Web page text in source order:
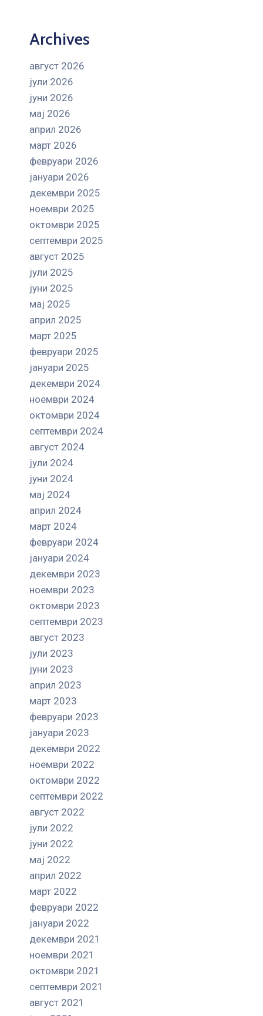
Archives
август 2026
јули 2026
јуни 2026
мај 2026
април 2026
март 2026
февруари 2026
јануари 2026
декември 2025
ноември 2025
октомври 2025
септември 2025
август 2025
јули 2025
јуни 2025
мај 2025
април 2025
март 2025
февруари 2025
јануари 2025
декември 2024
ноември 2024
октомври 2024
септември 2024
август 2024
јули 2024
јуни 2024
мај 2024
април 2024
март 2024
февруари 2024
јануари 2024
декември 2023
ноември 2023
октомври 2023
септември 2023
август 2023
јули 2023
јуни 2023
април 2023
март 2023
февруари 2023
јануари 2023
декември 2022
ноември 2022
октомври 2022
септември 2022
август 2022
јули 2022
јуни 2022
мај 2022
април 2022
март 2022
февруари 2022
јануари 2022
декември 2021
ноември 2021
октомври 2021
септември 2021
август 2021